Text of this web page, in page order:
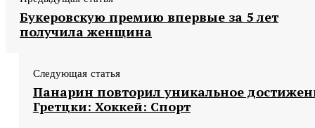
Букеровскую премию впервые за 5 лет
получила женщина
Следующая статья
Панарин повторил уникальное
Гретцки: Хоккей: Спорт